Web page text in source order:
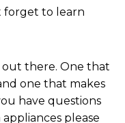
forget to learn
out there. One that
one that makes
have questions
please